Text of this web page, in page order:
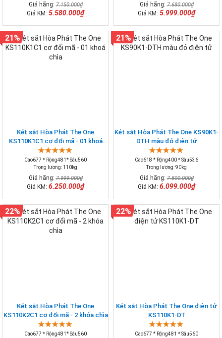
Giá hãng:7.150.000₫
Giá KM: 5.580.000₫
Giá hãng:7.680.000₫
Giá KM: 5.999.000₫
Két sắt Hòa Phát The One
KS110K1C1 cơ đổi mã - 01 khoá
chìa
Cao677 * Rộng481* Sâu560
Trọng lượng: 110kg
Giá hãng:7.999.000₫
Giá KM: 6.250.000₫
21%
Két sắt Hòa Phát The One KS90K1-
DTH màu đỏ điện tử
Cao618 * Rộng400 * Sâu536
Trọng lượng: 90kg
Giá hãng:7.800.000₫
Giá KM: 6.099.000₫
21%
Két sắt Hòa Phát The One
KS110K2C1 cơ đổi mã - 2 khóa chìa
Cao677 * Rộng481* Sâu560
22%
Két sắt Hòa Phát The One điện tử
KS110K1-DT
Cao677 * Rộng481 * Sâu560
22%